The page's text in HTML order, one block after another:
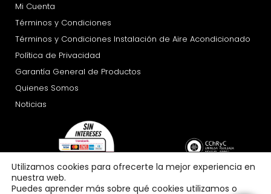
Mi Cuenta
Términos y Condiciones
Términos y Condiciones Instalación de Aire Acondicionado
Política de Privacidad
Garantía General de Productos
Quienes Somos
Noticias
Utilizamos cookies para ofrecerte la mejor experiencia en
nuestra web.
Puedes aprender más sobre qué cookies utilizamos o